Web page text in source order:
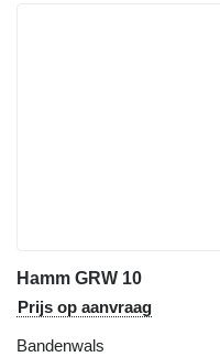
Hamm GRW 10
Prijs op aanvraag
Bandenwals